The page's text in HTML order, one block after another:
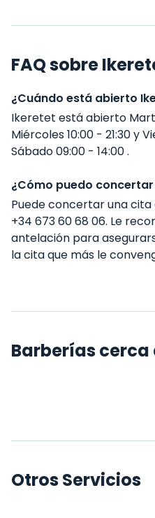
FAQ sobre
¿Cuándo está abierto
Ikeretet está abierto
Miércoles 10:00 - 21:30 y
Sábado 09:00 - 14:00 .
¿Cómo puedo
Puede concertar una
+34 673 60 68 06. Le
antelación para
la cita que más le
Barberías
Otros Servicios